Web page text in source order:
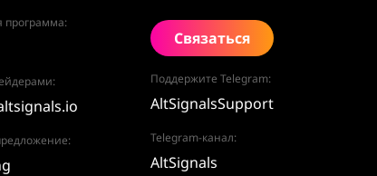
программа:
Связаться
Поддержите Telegram:
AltSignalsSupport
Telegram-канал:
AltSignals